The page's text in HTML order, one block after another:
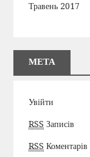
Травень 2017
МЕТА
Увійти
RSS Записів
RSS Коментарів